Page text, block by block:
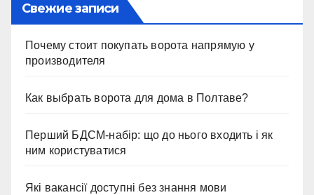
Свежие записи
Почему стоит покупать ворота напрямую у
производителя
Как выбрать ворота для дома в Полтаве?
Перший БДСМ-набір: що до нього входить і як
ним користуватися
Які вакансії доступні без знання мови